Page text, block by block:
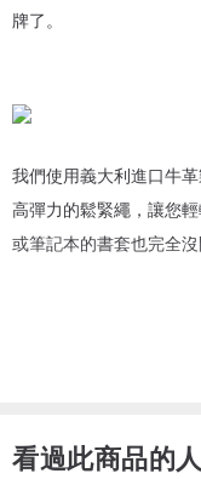
牌了。
我們使用義大利進口牛革
高彈力的鬆緊繩，讓您
或筆記本的書套也完全沒
▲購買時內頁為免費贈
看過此商品的